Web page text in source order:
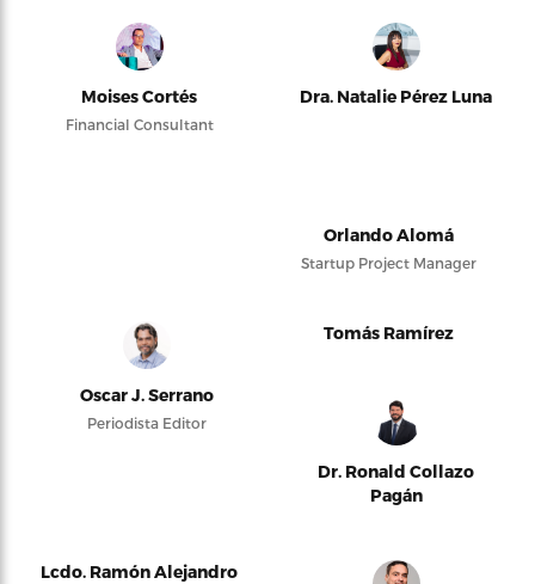
Moises Cortés
Financial Consultant
Dra. Natalie Pérez Luna
Orlando Alomá
Startup Project Manager
Oscar J. Serrano
Periodista Editor
Tomás Ramírez
Dr. Ronald Collazo
Pagán
Lcdo. Ramón Alejandro